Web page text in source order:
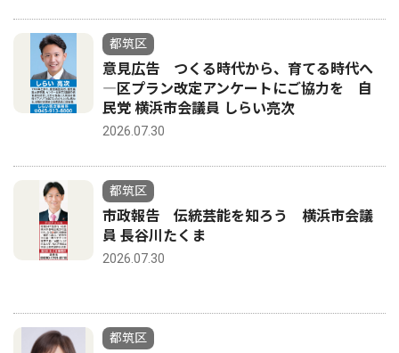
都筑区
意見広告 つくる時代から、育てる時代へ
―区プラン改定アンケートにご協力を 自
民党 横浜市会議員 しらい亮次
2026.07.30
都筑区
市政報告 伝統芸能を知ろう 横浜市会議
員 長谷川たくま
2026.07.30
都筑区